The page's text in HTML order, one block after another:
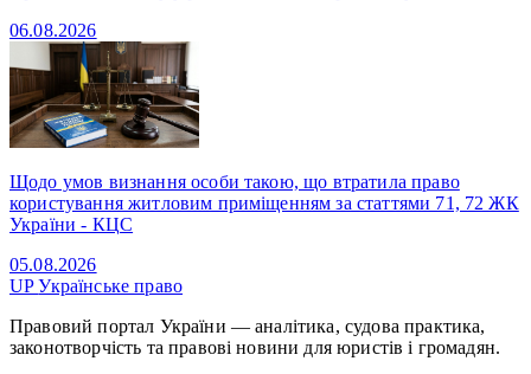
06.08.2026
Щодо умов визнання особи такою, що втратила право
користування житловим приміщенням за статтями 71, 72 ЖК
України - КЦС
05.08.2026
UPУкраїнське право
Правовий портал України — аналітика, судова практика,
законотворчість та правові новини для юристів і громадян.